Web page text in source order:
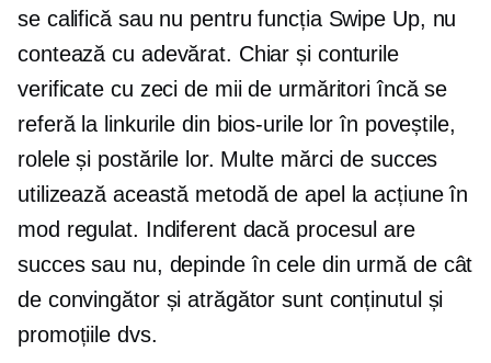
se califică sau nu pentru funcția Swipe Up, nu
contează cu adevărat. Chiar și conturile
verificate cu zeci de mii de urmăritori încă se
referă la linkurile din bios-urile lor în poveștile,
rolele și postările lor. Multe mărci de succes
utilizează această metodă de apel la acțiune în
mod regulat. Indiferent dacă procesul are
succes sau nu, depinde în cele din urmă de cât
de convingător și atrăgător sunt conținutul și
promoțiile dvs.